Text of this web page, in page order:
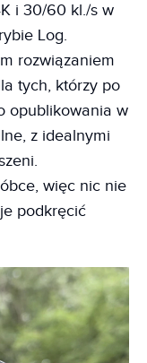
i 30/60 kl./s w
Log.
rozwiązaniem
tych, którzy po
opublikowania w
z idealnymi
więc nic nie
podkręcić